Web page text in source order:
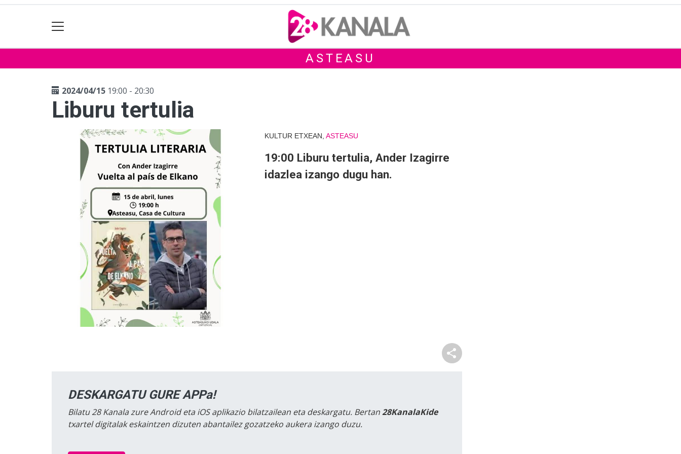
ASTEASU
2024/04/15 19:00 - 20:30
Liburu tertulia
KULTUR ETXEAN, ASTEASU
19:00 Liburu tertulia, Ander Izagirre
idazlea izango dugu han.
DESKARGATU GURE APPa!
Bilatu 28 Kanala zure Android eta iOS aplikazio bilatzailean eta deskargatu. Bertan28KanalaKide
txartel digitalak eskaintzen dizuten abantailez gozatzeko aukera izango duzu.